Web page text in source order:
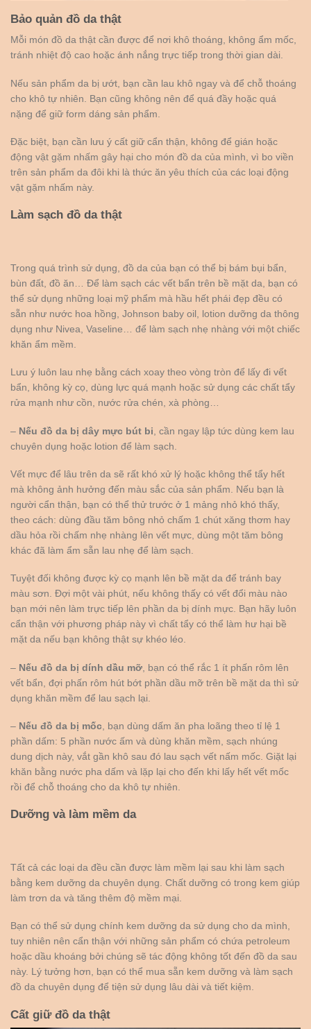
Bảo quản đồ da thật
Mỗi món đồ da thật cần được để nơi khô thoáng, không ẩm mốc,
tránh nhiệt độ cao hoặc ánh nắng trực tiếp trong thời gian dài.
Nếu sản phẩm da bị ướt, bạn cần lau khô ngay và để chỗ thoáng
cho khô tự nhiên. Bạn cũng không nên để quá đầy hoặc quá
nặng để giữ form dáng sản phẩm.
Đặc biệt, bạn cần lưu ý cất giữ cẩn thận, không để gián hoặc
động vật gặm nhấm gây hại cho món đồ da của mình, vì bo viền
trên sản phẩm da đôi khi là thức ăn yêu thích của các loại động
vật gặm nhấm này.
Làm sạch đồ da thật
Trong quá trình sử dụng, đồ da của bạn có thể bị bám bụi bẩn,
bùn đất, đồ ăn… Để làm sạch các vết bẩn trên bề mặt da, bạn có
thể sử dụng những loại mỹ phẩm mà hầu hết phái đẹp đều có
sẵn như nước hoa hồng, Johnson baby oil, lotion dưỡng da thông
dụng như Nivea, Vaseline… để làm sạch nhẹ nhàng với một chiếc
khăn ẩm mềm.
Lưu ý luôn lau nhẹ bằng cách xoay theo vòng tròn để lấy đi vết
bẩn, không kỳ cọ, dùng lực quá mạnh hoặc sử dụng các chất tẩy
rửa mạnh như cồn, nước rửa chén, xà phòng…
– Nếu đồ da bị dây mực bút bi , cần ngay lập tức dùng kem lau
chuyên dụng hoặc lotion để làm sạch.
Vết mực để lâu trên da sẽ rất khó xử lý hoặc không thể tẩy hết
mà không ảnh hưởng đến màu sắc của sản phẩm. Nếu bạn là
người cẩn thận, bạn có thể thử trước ở 1 mảng nhỏ khó thấy,
theo cách: dùng đầu tăm bông nhỏ chấm 1 chút xăng thơm hay
dầu hỏa rồi chấm nhẹ nhàng lên vết mực, dùng một tăm bông
khác đã làm ẩm sẵn lau nhẹ để làm sạch.
Tuyệt đối không được kỳ cọ mạnh lên bề mặt da để tránh bay
màu sơn. Đợi một vài phút, nếu không thấy có vết đổi màu nào
bạn mới nên làm trực tiếp lên phần da bị dính mực. Bạn hãy luôn
cẩn thận với phương pháp này vì chất tẩy có thể làm hư hại bề
mặt da nếu bạn không thật sự khéo léo.
– Nếu đồ da bị dính dầu mỡ , bạn có thể rắc 1 ít phấn rôm lên
vết bẩn, đợi phấn rôm hút bớt phần dầu mỡ trên bề mặt da thì sử
dụng khăn mềm để lau sạch lại.
– Nếu đồ da bị mốc , bạn dùng dấm ăn pha loãng theo tỉ lệ 1
phần dấm: 5 phần nước ấm và dùng khăn mềm, sạch nhúng
dung dịch này, vắt gần khô sau đó lau sạch vết nấm mốc. Giặt lại
khăn bằng nước pha dấm và lặp lại cho đến khi lấy hết vết mốc
rồi để chỗ thoáng cho da khô tự nhiên.
Dưỡng và làm mềm da
Tất cả các loại da đều cần được làm mềm lại sau khi làm sạch
bằng kem dưỡng da chuyên dụng. Chất dưỡng có trong kem giúp
làm trơn da và tăng thêm độ mềm mại.
Bạn có thể sử dụng chính kem dưỡng da sử dụng cho da mình,
tuy nhiên nên cẩn thận với những sản phẩm có chứa petroleum
hoặc dầu khoáng bởi chúng sẽ tác động không tốt đến đồ da sau
này. Lý tưởng hơn, bạn có thể mua sẵn kem dưỡng và làm sạch
đồ da chuyên dụng để tiện sử dụng lâu dài và tiết kiệm.
Cất giữ đồ da thật